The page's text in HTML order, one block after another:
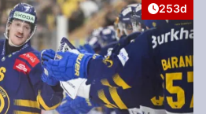
Artikel
253d